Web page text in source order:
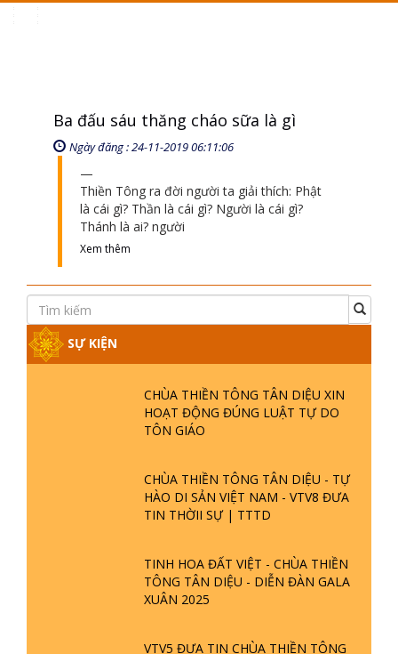
Ba đấu sáu thăng cháo sữa là gì
Ngày đăng : 24-11-2019 06:11:06
Thiền Tông ra đời người ta giải thích: Phật
là cái gì? Thần là cái gì? Người là cái gì?
Thánh là ai? người
Xem thêm
SỰ KIỆN
CHÙA THIỀN TÔNG TÂN DIỆU XIN
HOẠT ĐỘNG ĐÚNG LUẬT TỰ DO
TÔN GIÁO
CHÙA THIỀN TÔNG TÂN DIỆU - TỰ
HÀO DI SẢN VIỆT NAM - VTV8 ĐƯA
TIN THỜII SỰ | TTTD
TINH HOA ĐẤT VIỆT - CHÙA THIỀN
TÔNG TÂN DIỆU - DIỄN ĐÀN GALA
XUÂN 2025
VTV5 ĐƯA TIN CHÙA THIỀN TÔNG